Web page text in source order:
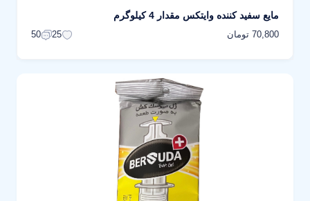
مایع سفید کننده وایتکس مقدار 4 کیلوگرم
70,800 تومان 25
50